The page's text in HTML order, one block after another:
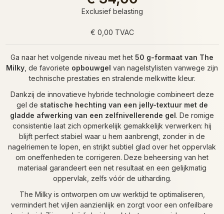
Exclusief belasting
€ 0,00 TVAC
Ga naar het volgende niveau met het 50 g-formaat van The
Milky , de favoriete opbouwgel van nagelstylisten vanwege zijn
technische prestaties en stralende melkwitte kleur.
Dankzij de innovatieve hybride technologie combineert deze
gel de statische hechting van een jelly-textuur met de
gladde afwerking van een zelfnivellerende gel. De romige
consistentie laat zich opmerkelijk gemakkelijk verwerken: hij
blijft perfect stabiel waar u hem aanbrengt, zonder in de
nagelriemen te lopen, en strijkt subtiel glad over het oppervlak
om oneffenheden te corrigeren. Deze beheersing van het
materiaal garandeert een net resultaat en een gelijkmatig
oppervlak, zelfs vóór de uitharding.
The Milky is ontworpen om uw werktijd te optimaliseren,
vermindert het vijlen aanzienlijk en zorgt voor een onfeilbare